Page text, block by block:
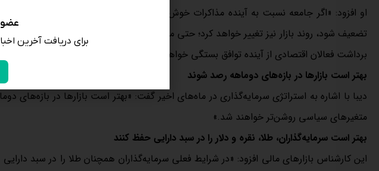
او افزود: «اگر جامعه نسبت به آینده مذاکرات خوش‌بین باشد، تقاضا کاهش پیدا می‌کند و
تضعیف شود، روند بازار نیز تغییر
برداشت فعالان اقتصادی از آینده توافق بستگی خواهد داشت.»
بهتر است بازارها در بازه‌های دوماهه رصد شوند
دیبا با اشاره به استراتژی سرمایه‌گذاری در ماه‌های اخیر گفت: «بهتر است بازارها در بازه‌های
متغیرهای سیاسی روشن‌تر خواهند شد.»
بهتر است سرمایه‌گذاران، طلا، نقره و دلار را در سبد دارایی حفظ کنند
این کارشناس بازارهای مالی افزود: «در شرایط فعلی سرمایه‌گذاران همچنان طلا را در سبد
برای دریافت آخرین